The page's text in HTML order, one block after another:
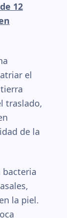
12
el
traslado,
de la
bacteria
la piel.